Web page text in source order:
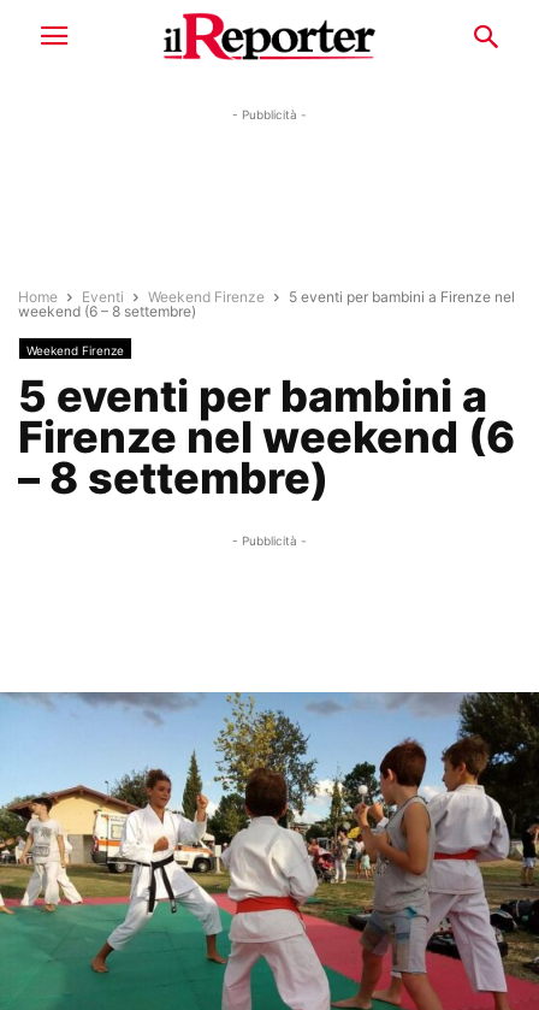
- Pubblicità -
Home Eventi Weekend Firenze
5 eventi per bambini a Firenze nel
weekend (6 – 8 settembre)
Weekend Firenze
5 eventi per bambini a
Firenze nel weekend (6
– 8 settembre)
- Pubblicità -